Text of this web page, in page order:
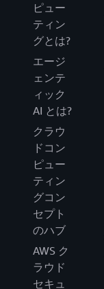
ピュー
ティン
グとは?
エージ
ェンテ
ィック
AI とは?
クラウ
ドコン
ピュー
ティン
グコン
セプト
のハブ
AWS ク
ラウド
セキュ